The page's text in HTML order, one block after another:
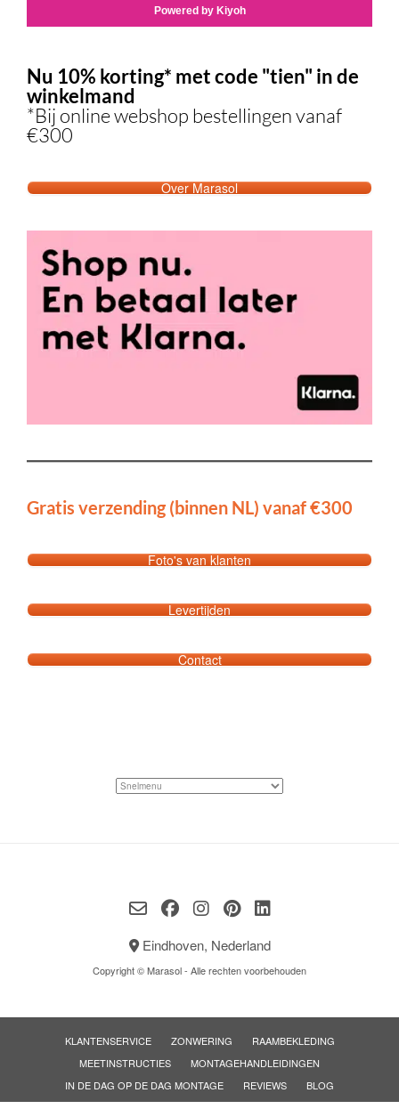
Nu 10% korting* met code "tien" in de
winkelmand
*Bij online webshop bestellingen vanaf
€300
Over Marasol
Gratis verzending (binnen NL) vanaf €300
Foto's van klanten
Levertijden
Contact
Eindhoven, Nederland
Copyright © Marasol - Alle rechten voorbehouden
KLANTENSERVICE ZONWERING
RAAMBEKLEDING
MEETINSTRUCTIES
MONTAGEHANDLEIDINGEN
IN DE DAG OP DE DAG MONTAGE
REVIEWS
BLOG